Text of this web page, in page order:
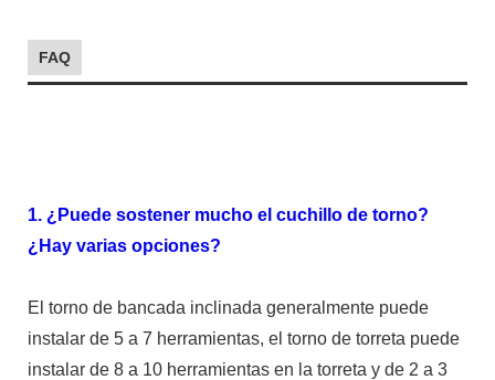
FAQ
1. ¿Puede sostener mucho el cuchillo de torno?
¿Hay varias opciones?
El torno de bancada inclinada generalmente puede
instalar de 5 a 7 herramientas, el torno de torreta puede
instalar de 8 a 10 herramientas en la torreta y de 2 a 3